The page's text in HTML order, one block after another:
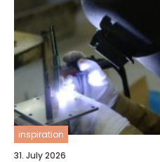
inspiration
31. July 2026